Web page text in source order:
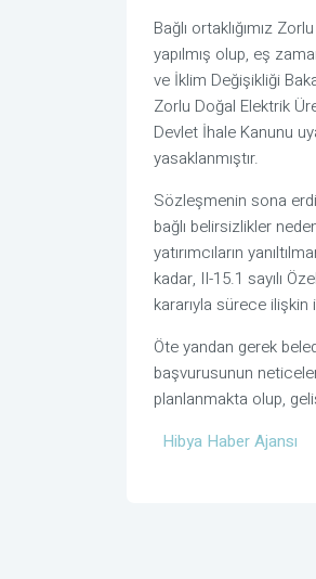
Bağlı ortaklığımız
yapılmış olup, eş
ve İklim Değişikliği
Zorlu Doğal Elektrik
Devlet İhale Kanunu
yasaklanmıştır.
Sözleşmenin sona
bağlı belirsizlikler
yatırımcıların
kadar, II-15.1 sayılı
kararıyla sürece
Öte yandan gerek
başvurusunun
planlanmakta olup,
Hibya Haber Ajansı